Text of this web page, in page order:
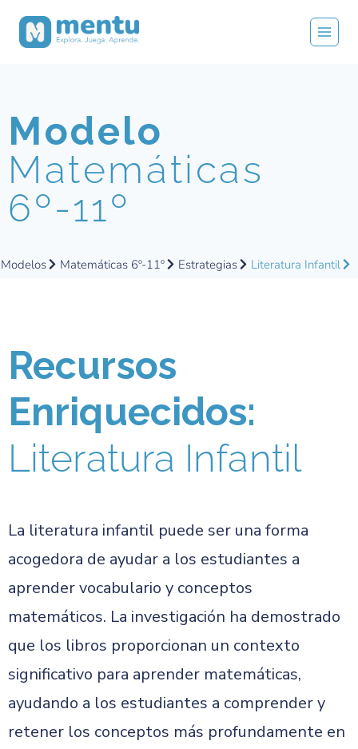
Modelo
Matemáticas
6º-11º
Modelos Matemáticas 6º-11º Estrategias Literatura Infantil
Recursos
Enriquecidos:
Literatura Infantil
La literatura infantil puede ser una forma
acogedora de ayudar a los estudiantes a
aprender vocabulario y conceptos
matemáticos. La investigación ha demostrado
que los libros proporcionan un contexto
significativo para aprender matemáticas,
ayudando a los estudiantes a comprender y
retener los conceptos más profundamente en